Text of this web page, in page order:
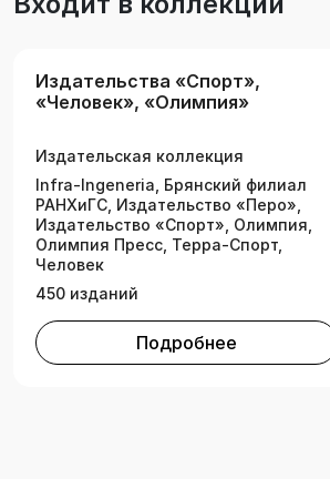
Издательства «Спорт»,
«Человек», «Олимпия»
Издательская коллекция
Infra-lngeneria, Брянский филиал
РАНХиГС, Издательство «Перо»,
Издательство «Спорт», Олимпия,
Олимпия Пресс, Терра-Спорт,
Человек
450 изданий
Подробнее